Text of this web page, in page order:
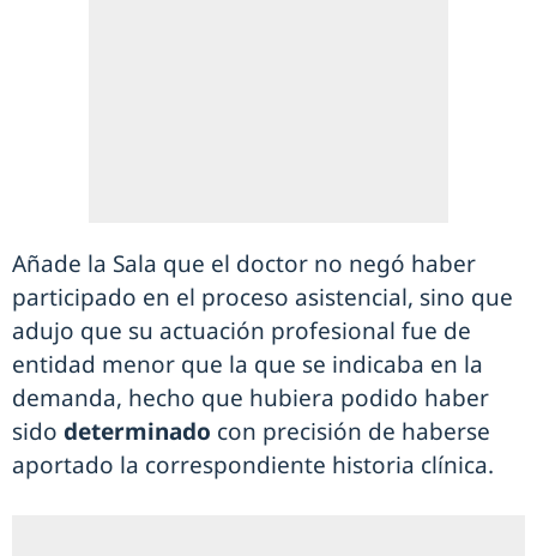
Añade la Sala que el doctor no negó haber
participado en el proceso asistencial, sino que
adujo que su actuación profesional fue de
entidad menor que la que se indicaba en la
demanda, hecho que hubiera podido haber
sido determinado con precisión de haberse
aportado la correspondiente historia clínica.